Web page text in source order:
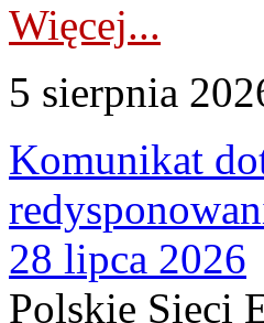
Więcej...
5 sierpnia
Komunikat
28 lipca 2026
Polskie Sieci